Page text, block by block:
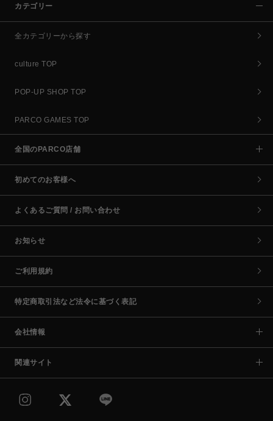
カテゴリー
全カテゴリーから探す
culture TOP
POP-UP SHOP TOP
PARCO GAMES TOP
全国のPARCO店舗
初めてのお客様へ
よくあるご質問 / お問い合わせ
お知らせ
ご利用規約
特定商取引法など法令に基づく表記
会社情報
関連サイト